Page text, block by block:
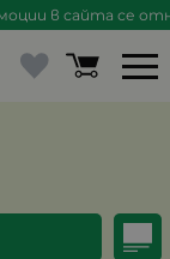
в сайта се